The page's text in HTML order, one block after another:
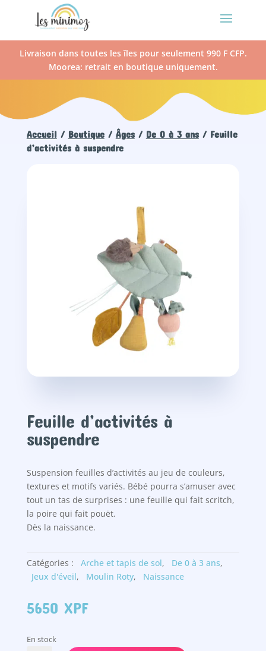
Livraison dans toutes les îles pour seulement 990 F CFP.
Moorea: retrait en boutique uniquement.
Accueil / Boutique/ Âges/ De 0 à 3 ans/ Feuille
d’activités à suspendre
Feuille d’activités à
suspendre
Suspension feuilles d’activités au jeu de couleurs,
textures et motifs variés. Bébé pourra s’amuser avec
tout un tas de surprises : une feuille qui fait scritch,
la poire qui fait pouët.
Dès la naissance.
Catégories : Arche et tapis de sol, De 0 à 3 ans,
Jeux d'éveil, Moulin Roty, Naissance
5650 XPF
En stock